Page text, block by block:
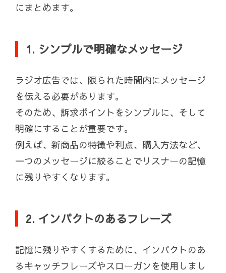
にまとめます。
1. シンプルで明確なメッセージ
ラジオ広告では、限られた時間内にメッセージ
を伝える必要があります。
そのため、訴求ポイントをシンプルに、そして
明確にすることが重要です。
例えば、新商品の特徴や利点、購入方法など、
一つのメッセージに絞ることでリスナーの記憶
に残りやすくなります。
2. インパクトのあるフレーズ
記憶に残りやすくするために、インパクトのあ
るキャッチフレーズやスローガンを使用しまし